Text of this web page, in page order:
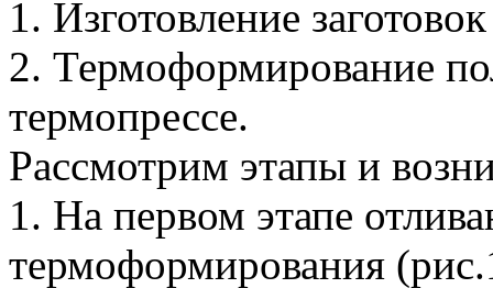
1. Изготовление
2. Термоформирование
термопрессе.
Рассмотрим этапы и
1. На первом этапе
термоформирования